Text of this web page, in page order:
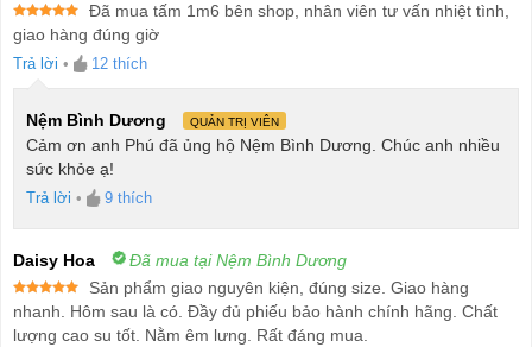
Được xếp
hạng 55
sao
Đã mua tấm 1m6 bên shop, nhân viên tư vấn nhiệt tình,
giao hàng đúng giờ
Trả lời • 12 thích
Nệm Bình Dương QUẢN TRỊ VIÊN
Cảm ơn anh Phú đã ủng hộ Nệm Bình Dương. Chúc anh nhiều
sức khỏe ạ!
Trả lời • 9 thích
Daisy Hoa Đã mua tại Nệm Bình Dương
Được xếp
hạng55
sao
Sản phẩm giao nguyên kiện, đúng size. Giao hàng
nhanh. Hôm sau là có. Đầy đủ phiếu bảo hành chính hãng. Chất
lượng cao su tốt. Nằm êm lưng. Rất đáng mua.